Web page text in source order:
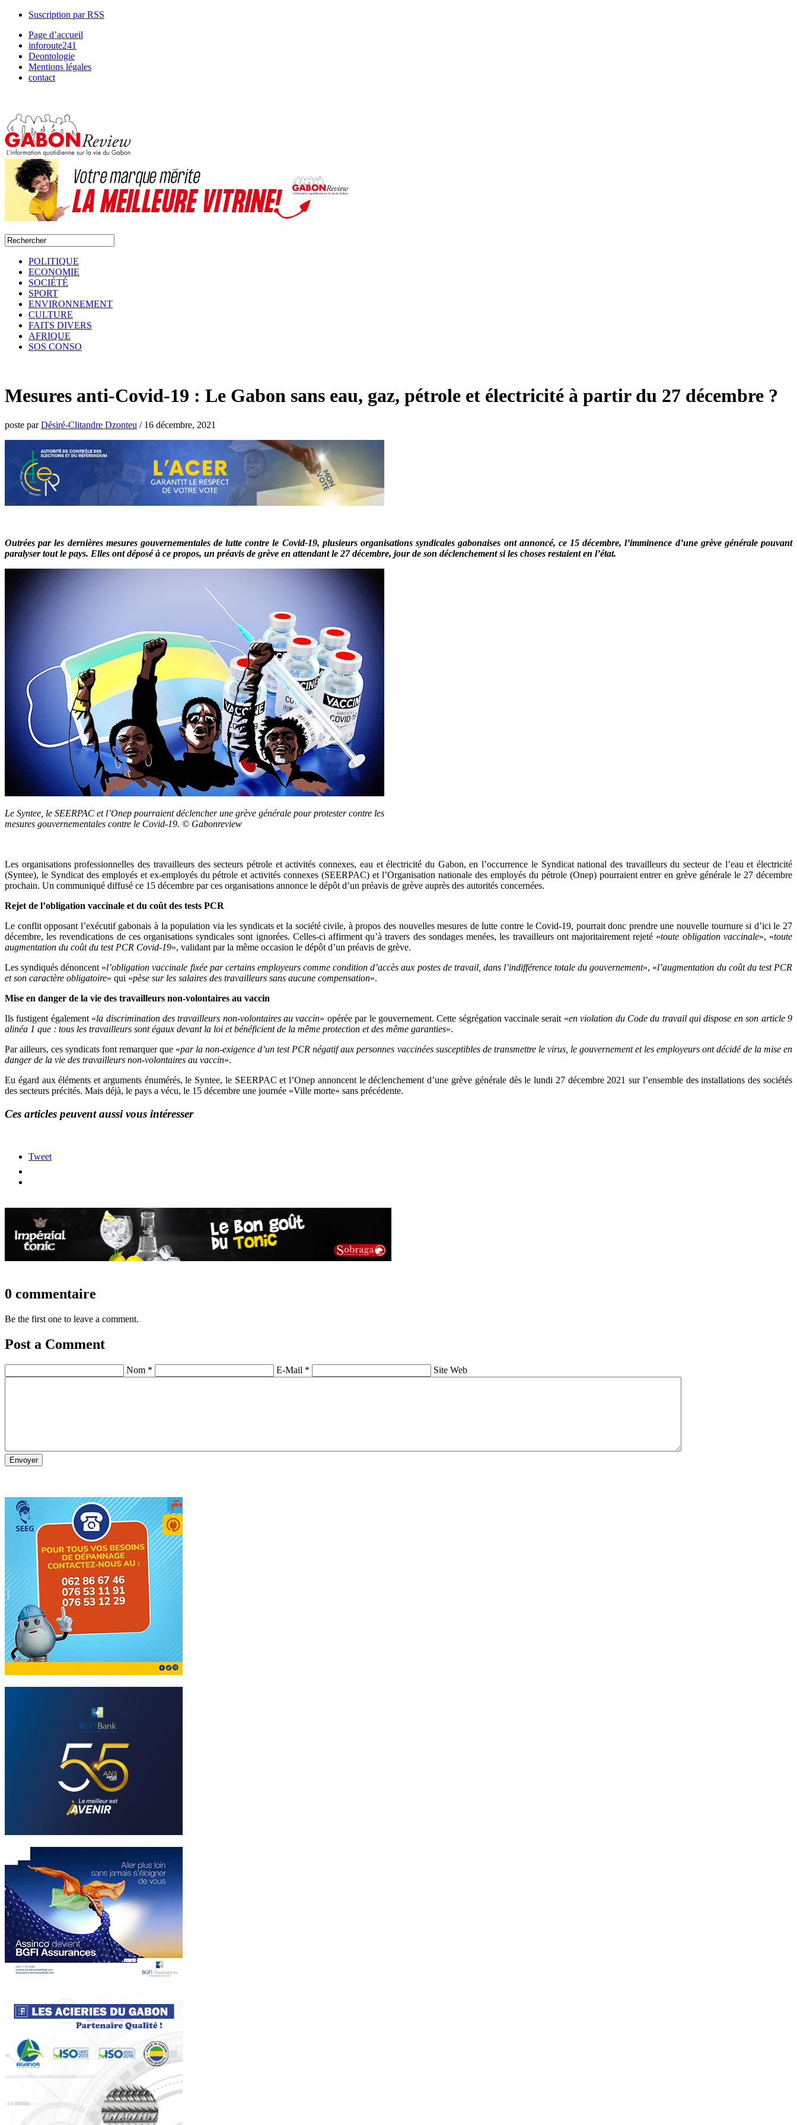
Suscription par RSS
Page d’accueil
inforoute241
Deontologie
Mentions légales
contact
POLITIQUE
ECONOMIE
SOCIÉTÉ
SPORT
ENVIRONNEMENT
CULTURE
FAITS DIVERS
AFRIQUE
SOS CONSO
Mesures anti-Covid-19 : Le Gabon sans eau, gaz, pétrole et électricité à partir du 27 décembre ?
poste parDésiré-Clitandre Dzonteu / 16 décembre, 2021
Outrées par les dernières mesures gouvernementales de lutte contre le Covid-19, plusieurs organisations syndicales gabonaises ont annoncé, ce 15 décembre, l’imminence d’une grève générale pouvant
paralyser tout le pays. Elles ont déposé à ce propos, un préavis de grève en attendant le 27 décembre, jour de son déclenchement si les choses restaient en l’état.
Le Syntee, le SEERPAC et l’Onep pourraient déclencher une grève générale pour protester contre les
mesures gouvernementales contre le Covid-19. © Gabonreview
Les organisations professionnelles des travailleurs des secteurs pétrole et activités connexes, eau et électricité du Gabon, en l’occurrence le Syndicat national des travailleurs du secteur de l’eau et électricité
(Syntee), le Syndicat des employés et ex-employés du pétrole et activités connexes (SEERPAC) et l’Organisation nationale des employés du pétrole (Onep) pourraient entrer en grève générale le 27 décembre
prochain. Un communiqué diffusé ce 15 décembre par ces organisations annonce le dépôt d’un préavis de grève auprès des autorités concernées.
Rejet de l’obligation vaccinale et du coût des tests PCR
Le conflit opposant l’exécutif gabonais à la population via les syndicats et la société civile, à propos des nouvelles mesures de lutte contre le Covid-19, pourrait donc prendre une nouvelle tournure si d’ici le 27
décembre, les revendications de ces organisations syndicales sont ignorées. Celles-ci affirment qu’à travers des sondages menées, les travailleurs ont majoritairement rejeté «toute obligation vaccinale», «toute
augmentation du coût du test PCR Covid-19», validant par la même occasion le dépôt d’un préavis de grève.
Les syndiqués dénoncent «l’obligation vaccinale fixée par certains employeurs comme condition d’accès aux postes de travail, dans l’indifférence totale du gouvernement», «l’augmentation du coût du test PCR
et son caractère obligatoire» qui «pèse sur les salaires des travailleurs sans aucune compensation».
Mise en danger de la vie des travailleurs non-volontaires au vaccin
Ils fustigent également «la discrimination des travailleurs non-volontaires au vaccin» opérée par le gouvernement. Cette ségrégation vaccinale serait «en violation du Code du travail qui dispose en son article 9
alinéa 1 que : tous les travailleurs sont égaux devant la loi et bénéficient de la même protection et des même garanties».
Par ailleurs, ces syndicats font remarquer que «par la non-exigence d’un test PCR négatif aux personnes vaccinées susceptibles de transmettre le virus, le gouvernement et les employeurs ont décidé de la mise en
danger de la vie des travailleurs non-volontaires au vaccin».
Eu égard aux éléments et arguments énumérés, le Syntee, le SEERPAC et l’Onep annoncent le déclenchement d’une grève générale dès le lundi 27 décembre 2021 sur l’ensemble des installations des sociétés
des secteurs précités. Mais déjà, le pays a vécu, le 15 décembre une journée «Ville morte» sans précédente.
Ces articles peuvent aussi vous intéresser
Tweet
0 commentaire
Be the first one to leave a comment.
Post a Comment
Nom * E-Mail * Site Web